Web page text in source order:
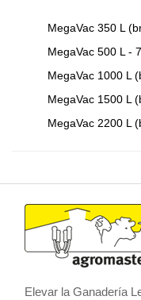
MegaVac 350 L
MegaVac 500 L -
MegaVac 1000 L
MegaVac 1500 L
MegaVac 2200 L
Elevar la Ganadería